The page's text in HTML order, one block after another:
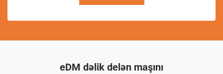
eDM dəlik delən maşını